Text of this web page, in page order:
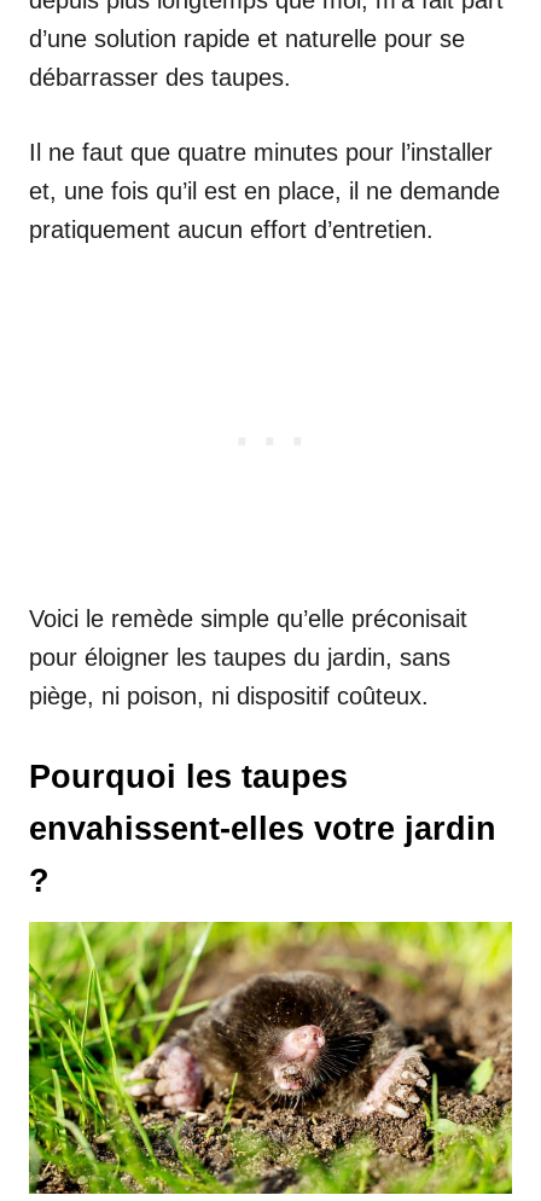
d’une solution rapide et naturelle pour se
débarrasser des taupes.
Il ne faut que quatre minutes pour l’installer
et, une fois qu’il est en place, il ne demande
pratiquement aucun effort d’entretien.
Voici le remède simple qu’elle préconisait
pour éloigner les taupes du jardin, sans
piège, ni poison, ni dispositif coûteux.
Pourquoi les taupes
envahissent-elles votre jardin
?